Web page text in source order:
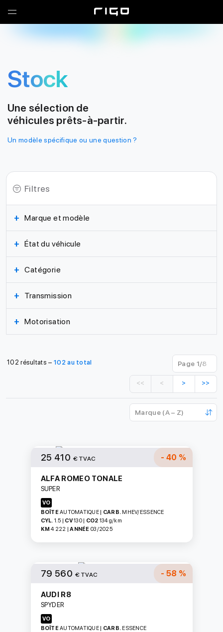
Garage RIGO
Stock
Une sélection de
véhicules prêts-à-partir.
Un modèle spécifique ou une question ?
Filtres
+ Marque et modèle
+ État du véhicule
+ Catégorie
+ Transmission
+ Motorisation
102 résultats – 102 au total
<< < > >>
25 410 € TVAC - 40 %
ALFA ROMEO TONALE
SUPER
VO
BOÎTEAUTOMATIQUE | CARB. MHEV/ESSENCE
CYL. 1.5 | CV130 | CO2 134 g/km
KM 4 222 | ANNÉE 03/2025
79 560 € TVAC - 58 %
AUDI R8
SPYDER
VO
BOÎTEAUTOMATIQUE | CARB. ESSENCE